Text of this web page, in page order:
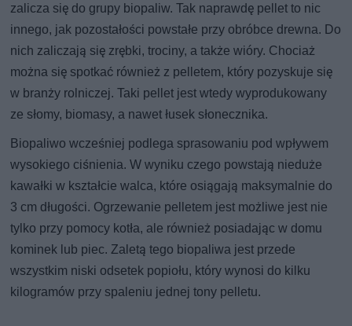
zalicza się do grupy biopaliw. Tak naprawdę pellet to nic
innego, jak pozostałości powstałe przy obróbce drewna. Do
nich zaliczają się zrębki, trociny, a także wióry. Chociaż
można się spotkać również z pelletem, który pozyskuje się
w branży rolniczej. Taki pellet jest wtedy wyprodukowany
ze słomy, biomasy, a nawet łusek słonecznika.
Biopaliwo wcześniej podlega sprasowaniu pod wpływem
wysokiego ciśnienia. W wyniku czego powstają nieduże
kawałki w kształcie walca, które osiągają maksymalnie do
3 cm długości. Ogrzewanie pelletem jest możliwe jest nie
tylko przy pomocy kotła, ale również posiadając w domu
kominek lub piec. Zaletą tego biopaliwa jest przede
wszystkim niski odsetek popiołu, który wynosi do kilku
kilogramów przy spaleniu jednej tony pelletu.